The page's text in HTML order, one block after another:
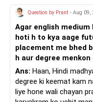
Question by Prant - Aug 09,
Agar english
hoti h to kya aage
placement me bhed
h aur degree
Ans: Haan, Hindi
degree ki keemat kam
liye hone wali chayan